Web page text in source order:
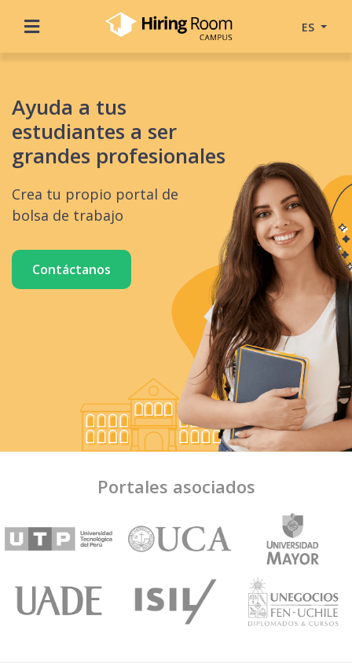
ES
Ayuda a tus
estudiantes a ser
grandes profesionales
Crea tu propio portal de
bolsa de trabajo
Contáctanos
Portales asociados